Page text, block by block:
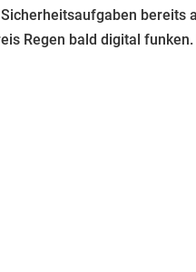
bereits
Regen bald digital